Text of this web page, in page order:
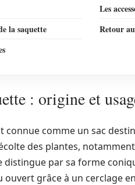
Les
la saquette
Retour
: origine et
connue comme un sac
des plantes,
distingue par sa forme
grâce à un cerclage